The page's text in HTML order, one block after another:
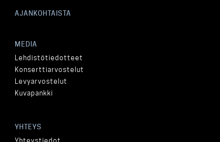
AJANKOHTAISTA
MEDIA
Lehdistötiedotteet
Konserttiarvostelut
Levyarvostelut
Kuvapankki
YHTEYS